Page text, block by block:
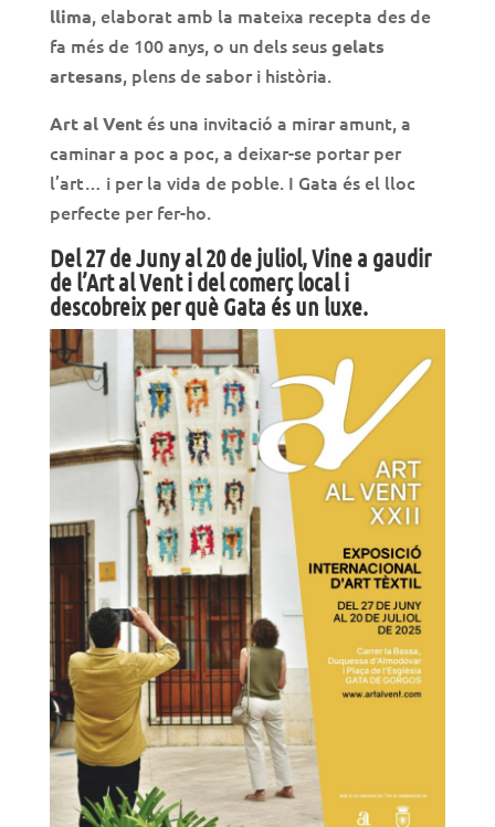
llima, elaborat amb la mateixa recepta des de
fa més de 100 anys, o un dels seusgelats
artesans, plens de sabor i història.
Art al Ventés una invitació a mirar amunt, a
caminar a poc a poc, a deixar-se portar per
l’art… i per la vida de poble. I Gata és el lloc
perfecte per fer-ho.
Del 27 de Juny al 20 de juliol, Vine a gaudir
de l’Art al Vent i del comerç local i
descobreix per quèGata és un luxe.